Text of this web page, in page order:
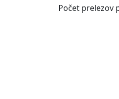
Počet prelezov